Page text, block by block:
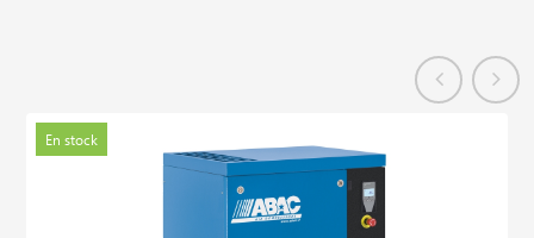
En stock